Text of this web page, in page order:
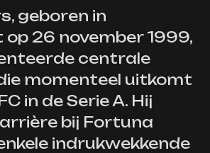
geboren in
26 november 1999,
centrale
momenteel uitkomt
in de Serie A. Hij
bij Fortuna
indrukwekkende